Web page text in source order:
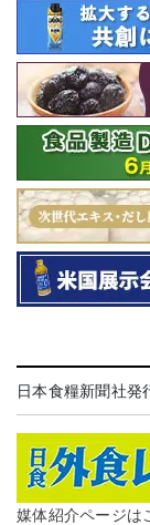
日本食糧新聞社発
媒体紹介ページは